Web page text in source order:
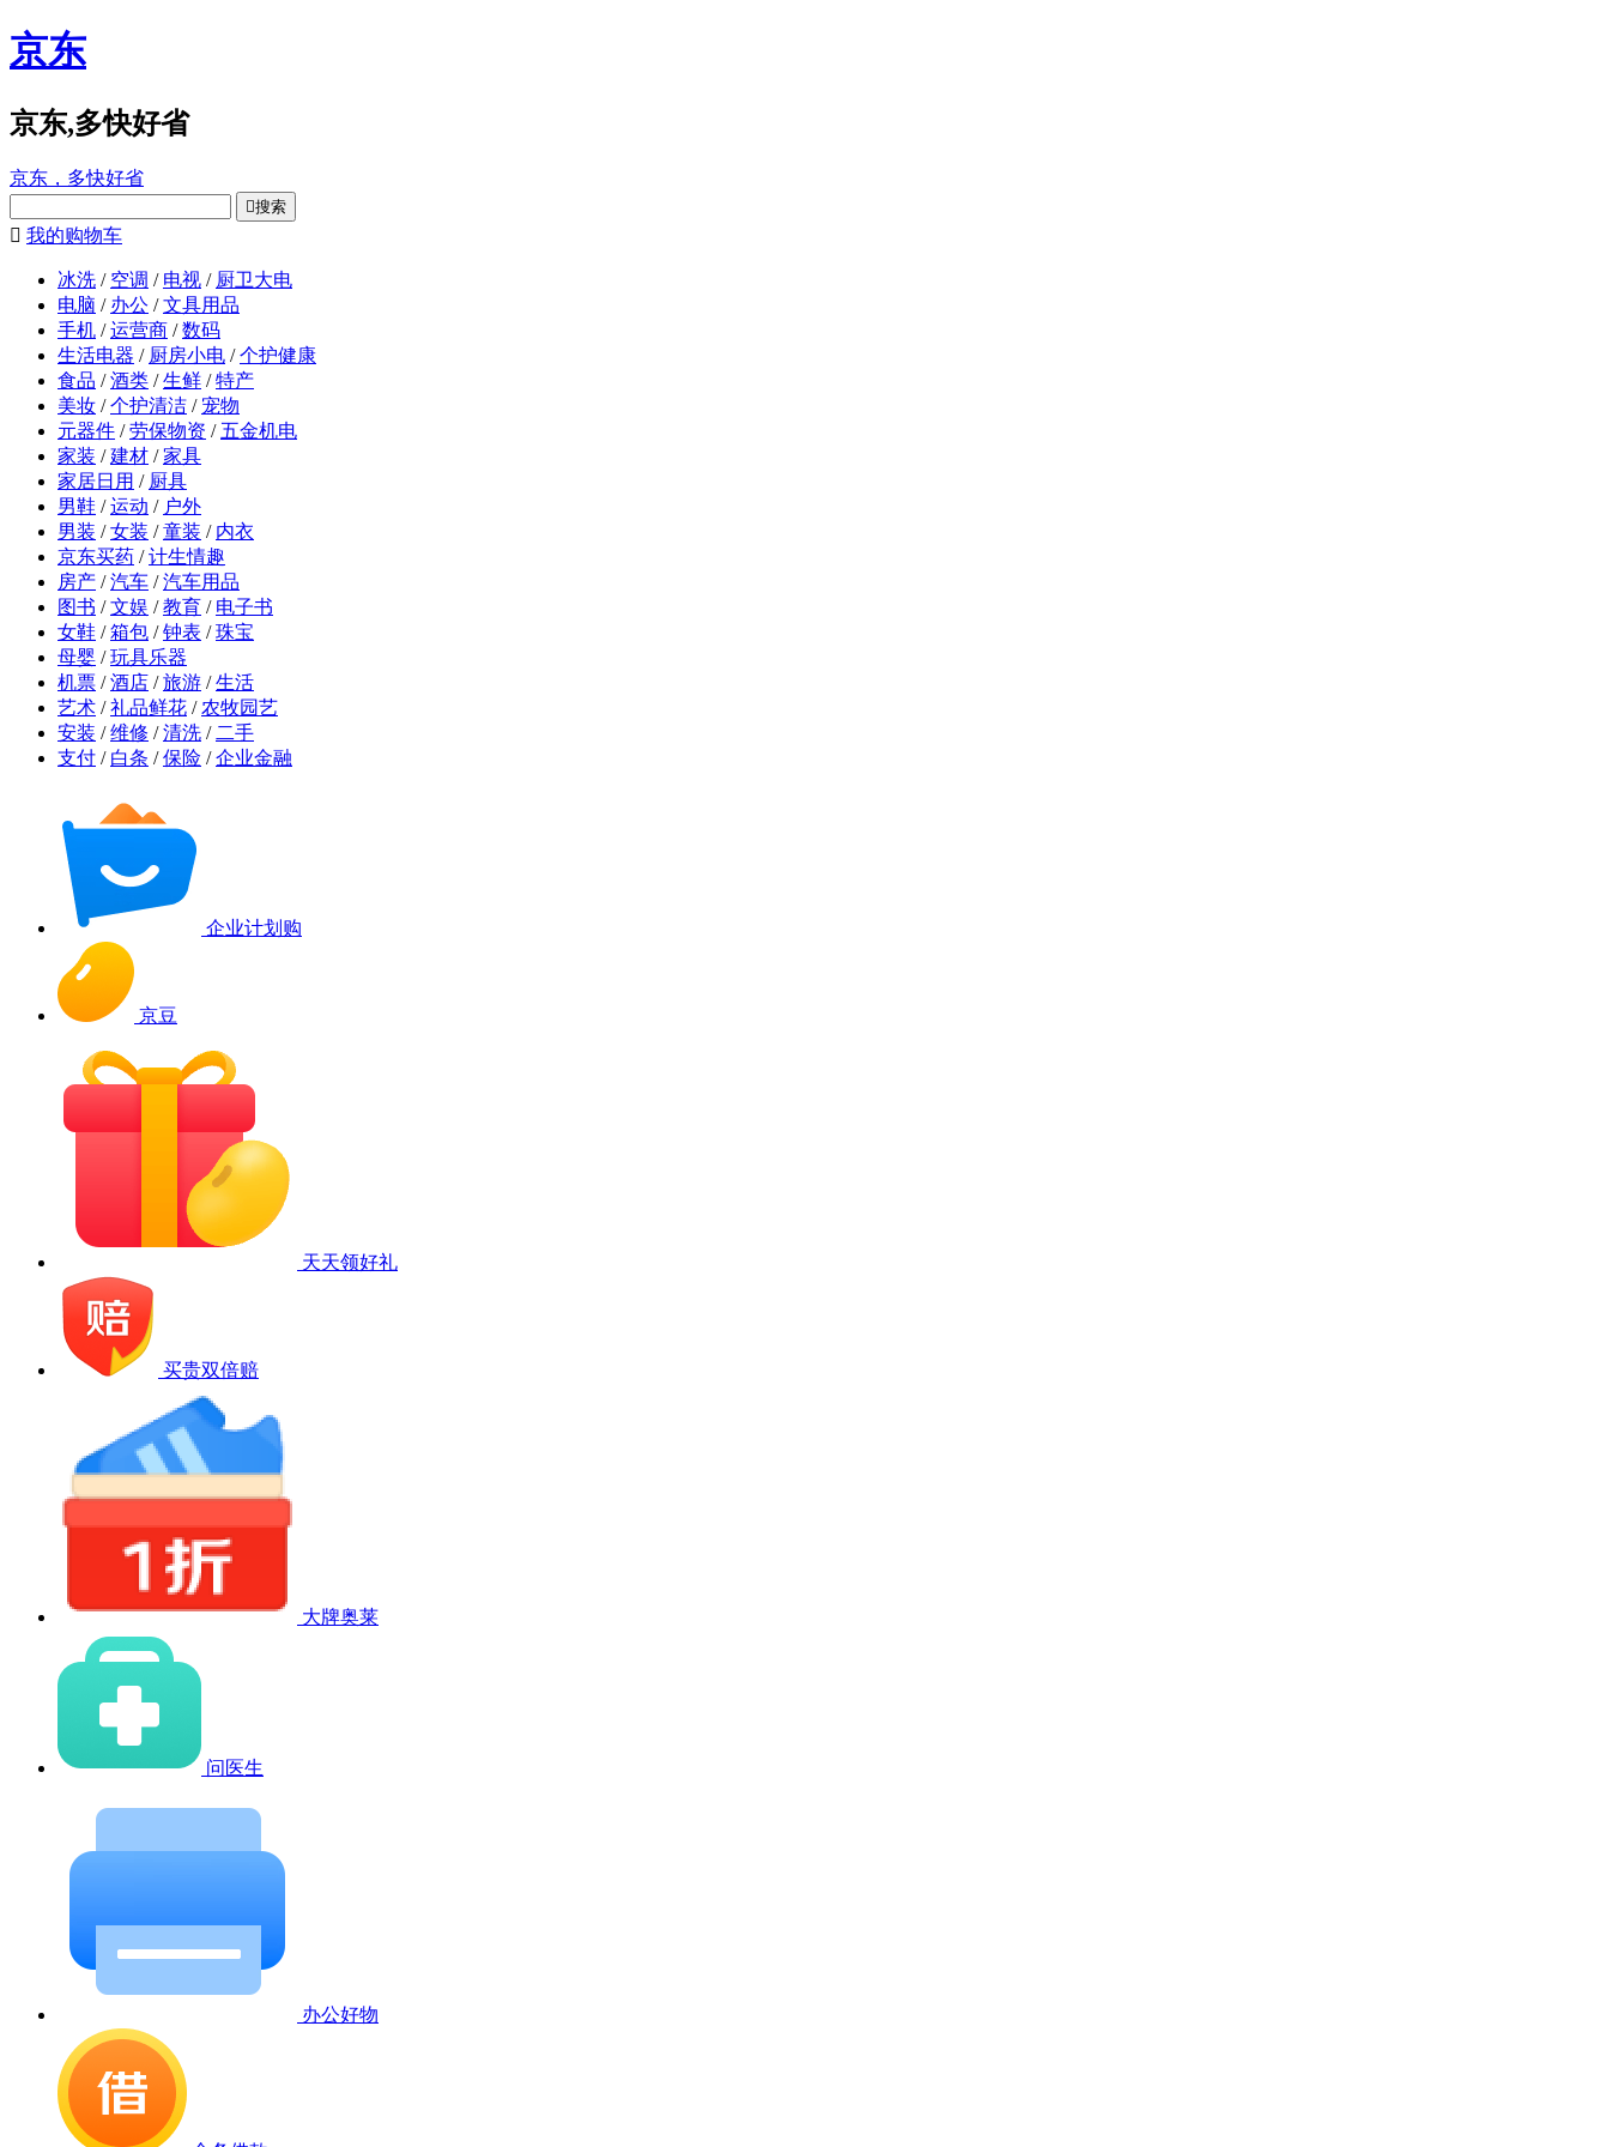
京东
京东,多快好省
京东，多快好省
搜索
 我的购物车
冰洗 / 空调 / 电视 / 厨卫大电
电脑 / 办公 / 文具用品
手机 / 运营商 / 数码
生活电器 / 厨房小电 / 个护健康
食品 / 酒类 / 生鲜 / 特产
美妆 / 个护清洁 / 宠物
元器件 / 劳保物资 / 五金机电
家装 / 建材 / 家具
家居日用 / 厨具
男鞋 / 运动 / 户外
男装 / 女装 / 童装 / 内衣
京东买药 / 计生情趣
房产 / 汽车 / 汽车用品
图书 / 文娱 / 教育 / 电子书
女鞋 / 箱包 / 钟表 / 珠宝
母婴 / 玩具乐器
机票 / 酒店 / 旅游 / 生活
艺术 / 礼品鲜花 / 农牧园艺
安装 / 维修 / 清洗 / 二手
支付 / 白条 / 保险 / 企业金融
企业计划购
京豆
天天领好礼
买贵双倍赔
大牌奥莱
问医生
办公好物